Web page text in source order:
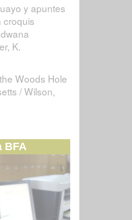
y apuntes
croquis
K.
Woods Hole
/ Wilson,
BFA